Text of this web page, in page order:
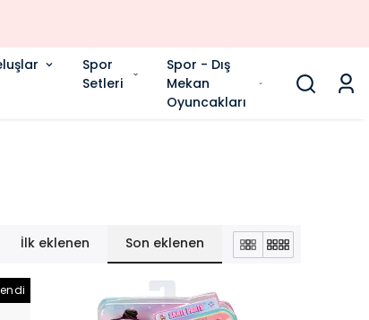
Spor
Setleri
Spor - Dış
Mekan
Oyuncakları
İlk eklenen Son eklenen